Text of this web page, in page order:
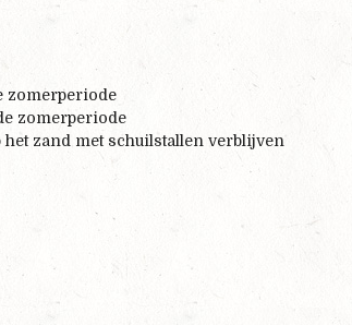
zomerperiode
zomerperiode
zand met schuilstallen verblijven